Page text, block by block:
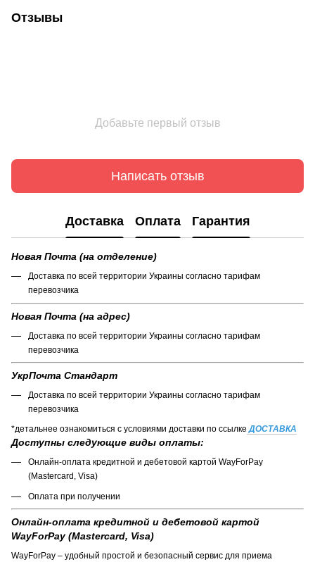
Отзывы
Добавьте первый отзыв
Написать отзыв
Доставка Оплата Гарантия
Новая Почта (на отделение)
Доставка по всей территории Украины согласно тарифам
перевозчика
Новая Почта (на адрес)
Доставка по всей территории Украины согласно тарифам
перевозчика
УкрПочта Стандарт
Доставка по всей территории Украины согласно тарифам
перевозчика
*детальнее ознакомиться с условиями доставки по ссылке ДОСТАВКА
Доступны следующие виды оплаты:
Онлайн-оплата кредитной и дебетовой картой WayForPay
(Mastercard, Visa)
Оплата при получении
Онлайн-оплата кредитной и дебетовой картой
WayForPay (Mastercard, Visa)
WayForPay – удобный простой и безопасный сервис для приема